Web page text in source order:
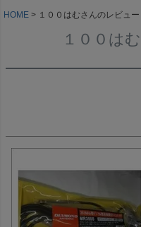
HOME １００はむさんのレビュー
１００は